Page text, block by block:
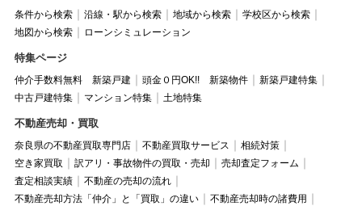
条件から検索 沿線・駅から検索 地域から検索
学校区から検索
地図から検索
ローンシミュレーション
特集ページ
仲介手数料無料 新築戸建 頭金０円OK!! 新築物件
新築戸建特集
中古戸建特集
マンション特集 土地特集
不動産売却・買取
奈良県の不動産買取専門店 不動産買取サービス
相続対策
空き家買取
訳アリ・事故物件の買取・売却
売却査定フォーム
査定相談実績
不動産の売却の流れ
不動産売却方法「仲介」と「買取」の違い
不動産売却時の諸費用